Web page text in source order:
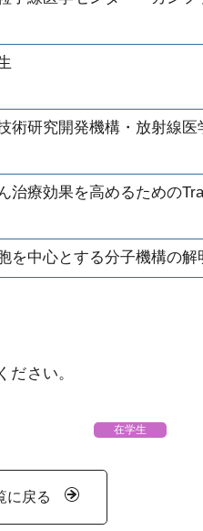
技術研究開発機構・放射線
治療効果を高めるための
を中心とする分子機構の解
ださい。
在学生
に戻る